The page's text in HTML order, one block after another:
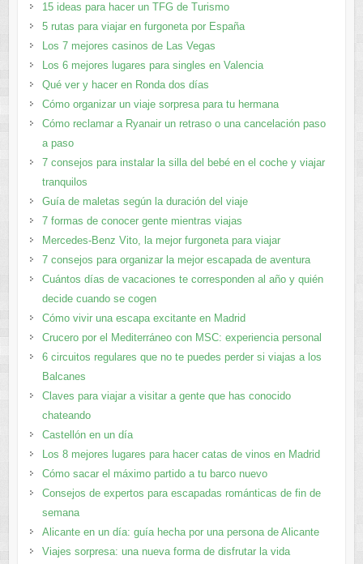
15 ideas para hacer un TFG de Turismo
5 rutas para viajar en furgoneta por España
Los 7 mejores casinos de Las Vegas
Los 6 mejores lugares para singles en Valencia
Qué ver y hacer en Ronda dos días
Cómo organizar un viaje sorpresa para tu hermana
Cómo reclamar a Ryanair un retraso o una cancelación paso
a paso
7 consejos para instalar la silla del bebé en el coche y viajar
tranquilos
Guía de maletas según la duración del viaje
7 formas de conocer gente mientras viajas
Mercedes-Benz Vito, la mejor furgoneta para viajar
7 consejos para organizar la mejor escapada de aventura
Cuántos días de vacaciones te corresponden al año y quién
decide cuando se cogen
Cómo vivir una escapa excitante en Madrid
Crucero por el Mediterráneo con MSC: experiencia personal
6 circuitos regulares que no te puedes perder si viajas a los
Balcanes
Claves para viajar a visitar a gente que has conocido
chateando
Castellón en un día
Los 8 mejores lugares para hacer catas de vinos en Madrid
Cómo sacar el máximo partido a tu barco nuevo
Consejos de expertos para escapadas románticas de fin de
semana
Alicante en un día: guía hecha por una persona de Alicante
Viajes sorpresa: una nueva forma de disfrutar la vida